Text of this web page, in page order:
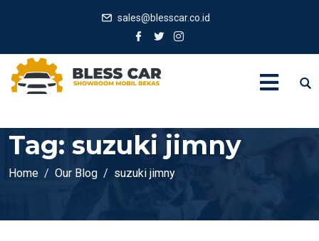
sales@blesscar.co.id
Tag: suzuki jimny
Home Our Blog suzuki jimny